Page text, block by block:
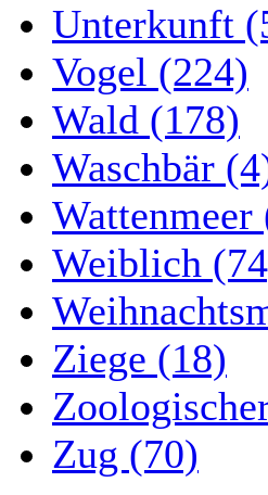
Unterkunft
Vogel (224)
Wald (178)
Waschbär
Wattenmeer
Weiblich
Ziege (18)
Zug (70)